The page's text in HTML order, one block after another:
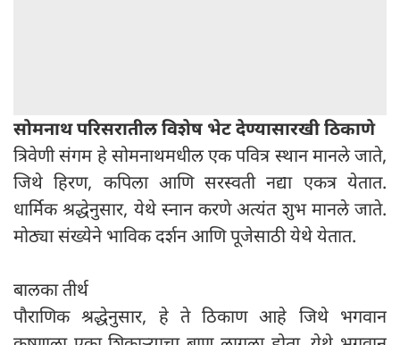
सोमनाथ परिसरातील विशेष भेट देण्यासारखी ठिकाणे
त्रिवेणी संगम हे सोमनाथमधील एक पवित्र स्थान मानले जाते,
जिथे हिरण, कपिला आणि सरस्वती नद्या एकत्र येतात.
धार्मिक श्रद्धेनुसार, येथे स्नान करणे अत्यंत शुभ मानले जाते.
मोठ्या संख्येने भाविक दर्शन आणि पूजेसाठी येथे येतात.
बालका तीर्थ
पौराणिक श्रद्धेनुसार, हे ते ठिकाण आहे जिथे भगवान